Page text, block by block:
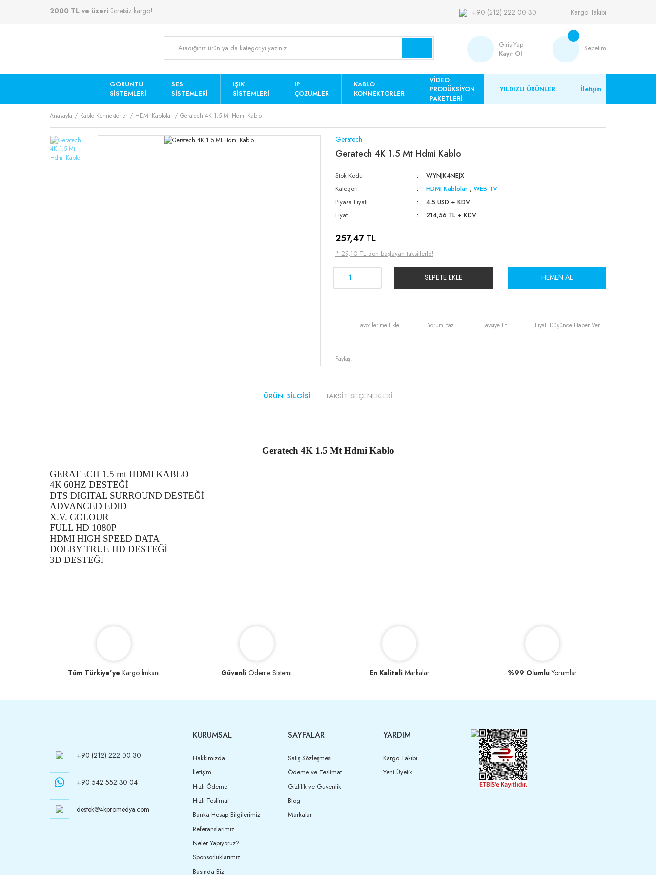
2000 TL ve üzeri ücretsiz kargo! +90 (212) 222 00 30 Kargo Takibi
Giriş Yap
Kayıt Ol
Sepetim
GÖRÜNTÜ
SISTEMLERI
SES
SISTEMLERI
IŞIK
SISTEMLERI
IP
ÇÖZÜMLER
KABLO
KONNEKTÖRLER
VİDEO
PRODÜKSİYON
PAKETLERİ
YILDIZLI ÜRÜNLER İletişim
Anasayfa Kablo Konnektörler HDMI Kablolar Geratech 4K 1.5 Mt Hdmi Kablo
Geratech
Geratech 4K 1.5 Mt Hdmi Kablo
Stok Kodu
WYNJK4NEJX
Kategori
HDMI Kablolar , WEB TV
Piyasa Fiyatı
4.5 USD + KDV
Fiyat
214,56 TL + KDV
257,47 TL
* 29,10 TL den başlayan taksitlerle!
SEPETE EKLE HEMEN AL
Yorum Yaz Tavsiye Et Fiyatı Düşünce Haber Ver
Paylaş:
ÜRÜN BILGISI TAKSIT SEÇENEKLERI
Geratech 4K 1.5 Mt Hdmi Kablo
GERATECH 1.5 mt HDMI KABLO
4K 60HZ DESTEĞİ
DTS DIGITAL SURROUND DESTEĞİ
ADVANCED EDID
X.V. COLOUR
FULL HD 1080P
HDMI HIGH SPEED DATA
DOLBY TRUE HD DESTEĞİ
3D DESTEĞİ
Tüm Türkiye’ye Kargo İmkanı Güvenli Ödeme Sistemi En KaliteliMarkalar %99 OlumluYorumlar
+90 (212) 222 00 30
+90 542 552 30 04
destek@4kpromedya.com
KURUMSAL
Hakkımızda
İletişim
Hızlı Ödeme
Hızlı Teslimat
Banka Hesap Bilgilerimiz
Referanslarımız
Neler Yapıyoruz?
Sponsorluklarımız
Basında Biz
SAYFALAR
Satış Sözleşmesi
Ödeme ve Teslimat
Gizlilik ve Güvenlik
Blog
Markalar
YARDIM
Kargo Takibi
Yeni Üyelik